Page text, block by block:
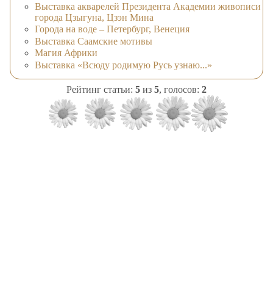
Выставка акварелей Президента Академии живописи
города Цзыгуна, Цзэн Мина
Города на воде – Петербург, Венеция
Выставка Саамские мотивы
Магия Африки
Выставка «Всюду родимую Русь узнаю...»
Рейтинг статьи: 5 из 5, голосов: 2